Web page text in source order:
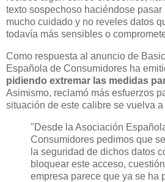
texto sospechoso haciéndose pasar
mucho cuidado y no reveles datos
todavía más sensibles o
Como respuesta al anuncio de
Española de Consumidores ha
pidiendo extremar las medidas
Asimismo, reclamó más esfuerzos
situación de este calibre se vuelva a
"Desde la Asociación
Consumidores pedimos que
la seguridad de dichos datos
bloquear este acceso,
empresa parece que ya se ha